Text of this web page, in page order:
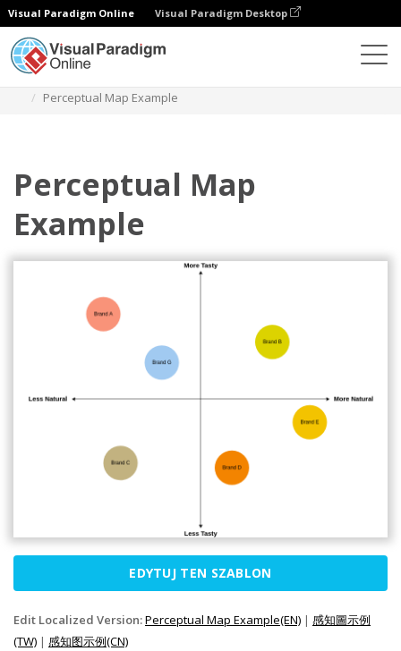
Visual Paradigm Online Visual Paradigm Desktop
Perceptual Map Example
Perceptual Map
Example
EDYTUJ TEN SZABLON
Edit Localized Version:Perceptual Map Example(EN) | 感知圖示例
(TW) | 感知图示例(CN)